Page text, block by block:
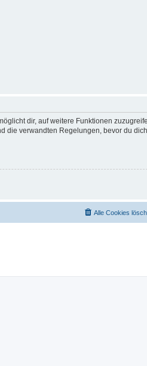
dir, auf weitere Funktionen
verwandten Regelungen, bevor du
Alle Cookies